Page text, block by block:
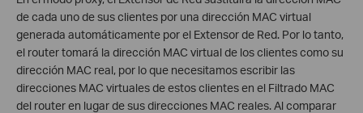
de cada uno de sus clientes por una dirección MAC virtual
generada automáticamente por el Extensor de Red. Por lo tanto,
el router tomará la dirección MAC virtual de los clientes como su
dirección MAC real, por lo que necesitamos escribir las
direcciones MAC virtuales de estos clientes en el Filtrado MAC
del router en lugar de sus direcciones MAC reales. Al comparar